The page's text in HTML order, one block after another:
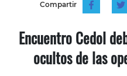
Compartir
Encuentro Cedol
ocultos de las